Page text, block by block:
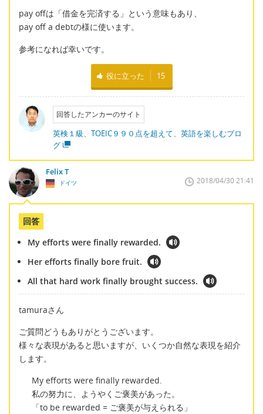
pay offは「借金を完済する」という意味もあり、
pay off a debtの様に使います。
参考になれば幸いです。
役に立った 15
回答したアンカーのサイト
英検１級、TOEIC９９０点を超えて、英語を楽しむブロ
グ
Felix T
ドイツ 2018/04/30 21:41
回答
My efforts were finally rewarded.
Her efforts finally bore fruit.
All that hard work finally brought success.
tamuraさん
ご質問どうもありがとうございます。
様々な表現があると思いますが、いくつか自然な表現を紹介
します。
My efforts were finally rewarded.
私の努力に、ようやくご褒美があった。
「to be rewarded = ご褒美が与えられる」